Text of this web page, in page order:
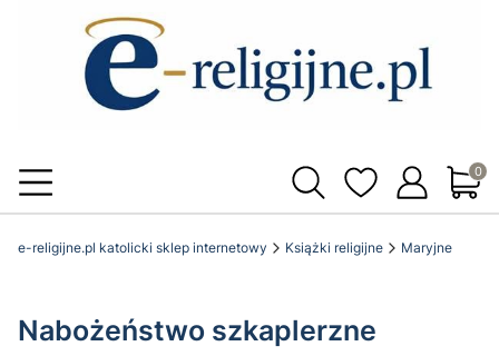
e-religijne.pl katolicki sklep internetowy Książki religijne Maryjne
Nabożeństwo szkaplerzne